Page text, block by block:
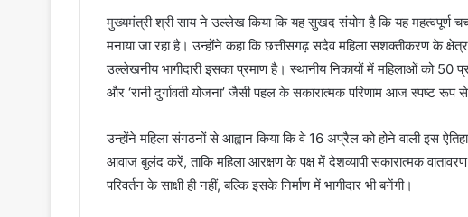
मुख्यमंत्री श्री साय ने उल्लेख किया कि यह सुखद संयोग है कि यह महत्वपूर्ण
मनाया जा रहा है। उन्होंने कहा कि छत्तीसगढ़ सदैव महिला सशक्तीकरण के
उल्लेखनीय भागीदारी इसका प्रमाण है। स्थानीय निकायों में महिलाओं को 50
और ‘रानी दुर्गावती योजना’ जैसी पहल के सकारात्मक परिणाम आज स्पष्ट रूप
उन्होंने महिला संगठनों से आह्वान किया कि वे 16 अप्रैल को होने वाली इस
आवाज बुलंद करें, ताकि महिला आरक्षण के पक्ष में देशव्यापी सकारात्मक
परिवर्तन के साक्षी ही नहीं, बल्कि इसके निर्माण में भागीदार भी बनेंगी।